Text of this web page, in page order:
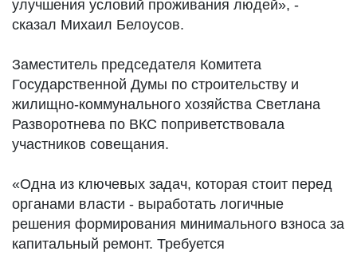
улучшения условий проживания людей», -
сказал Михаил Белоусов.
Заместитель председателя Комитета
Государственной Думы по строительству и
жилищно-коммунального хозяйства Светлана
Разворотнева по ВКС поприветствовала
участников совещания.
«Одна из ключевых задач, которая стоит перед
органами власти - выработать логичные
решения формирования минимального взноса за
капитальный ремонт. Требуется